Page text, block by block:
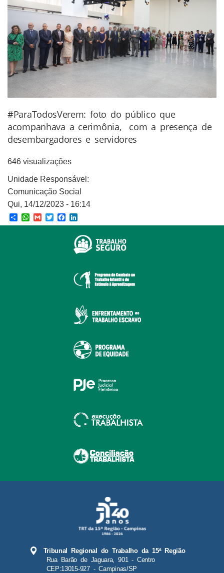
#ParaTodosVerem: foto do público que
acompanhava a cerimônia, com a presença de
desembargadores e servidores
646 visualizações
Unidade Responsável:
Comunicação Social
Qui, 14/12/2023 - 16:14
ShareWhatsApp
GmailTwitterFacebook
Tribunal Regional do Trabalho da 15ª Região
Rua Barão de Jaguara, 901 - Centro
CEP:13015-927 - Campinas/SP